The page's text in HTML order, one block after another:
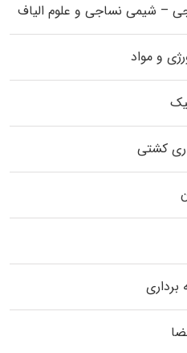
– شیمی نساجی و علوم الیاف
و مواد
کشتی